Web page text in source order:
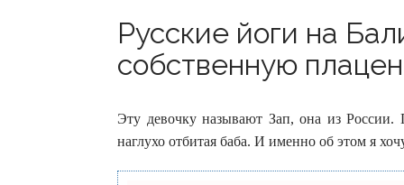
Русские йоги на
собственную
Эту девочку называют Зап, она из России.
наглухо отбитая баба. И именно об этом я